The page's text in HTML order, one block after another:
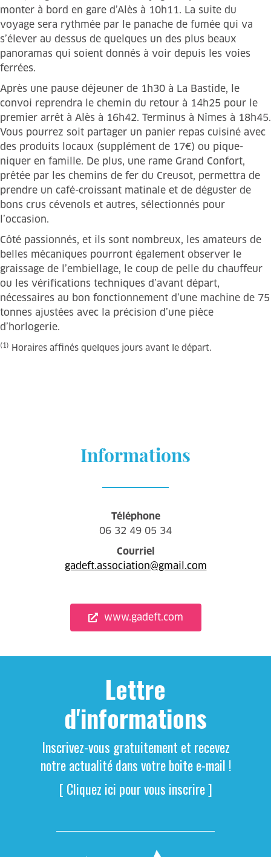
monter à bord en gare d’Alès à 10h11. La suite du
voyage sera rythmée par le panache de fumée qui va
s’élever au dessus de quelques un des plus beaux
panoramas qui soient donnés à voir depuis les voies
ferrées.
Après une pause déjeuner de 1h30 à La Bastide, le
convoi reprendra le chemin du retour à 14h25 pour le
premier arrêt à Alès à 16h42. Terminus à Nîmes à 18h45.
Vous pourrez soit partager un panier repas cuisiné avec
des produits locaux (supplément de 17€) ou pique-
niquer en famille. De plus, une rame Grand Confort,
prêtée par les chemins de fer du Creusot, permettra de
prendre un café-croissant matinale et de déguster de
bons crus cévenols et autres, sélectionnés pour
l’occasion.
Côté passionnés, et ils sont nombreux, les amateurs de
belles mécaniques pourront également observer le
graissage de l’embiellage, le coup de pelle du chauffeur
ou les vérifications techniques d’avant départ,
nécessaires au bon fonctionnement d’une machine de 75
tonnes ajustées avec la précision d’une pièce
d’horlogerie.
(1) Horaires affinés quelques jours avant le départ.
Informations
Téléphone
06 32 49 05 34
Courriel
gadeft.association@gmail.com
www.gadeft.com
Lettre
d'informations
Inscrivez-vous gratuitement et recevez
notre actualité dans votre boite e-mail !
[ Cliquez ici pour vous inscrire ]